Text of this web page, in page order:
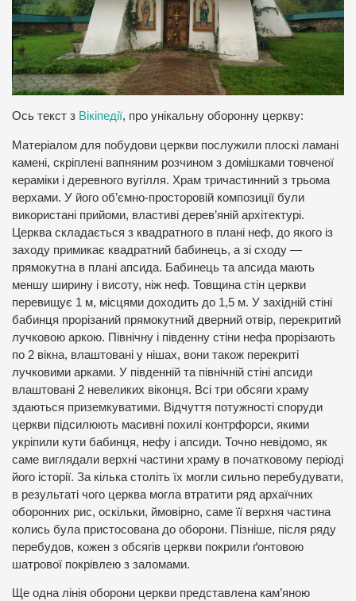
Ось текст з Вікіпедії, про унікальну оборонну церкву:
Матеріалом для побудови церкви послужили плоскі ламані
камені, скріплені вапняним розчином з домішками товченої
кераміки і деревного вугілля. Храм тричастинний з трьома
верхами. У його об’ємно-просторовій композиції були
використані прийоми, властиві дерев’яній архітектурі.
Церква складається з квадратного в плані неф, до якого із
заходу примикає квадратний бабинець, а зі сходу —
прямокутна в плані апсида. Бабинець та апсида мають
меншу ширину і висоту, ніж неф. Товщина стін церкви
перевищує 1 м, місцями доходить до 1,5 м. У західній стіні
бабинця прорізаний прямокутний дверний отвір, перекритий
лучковою аркою. Північну і південну стіни нефа прорізають
по 2 вікна, влаштовані у нішах, вони також перекриті
лучковими арками. У південній та північній стіні апсиди
влаштовані 2 невеликих віконця. Всі три обсяги храму
здаються приземкуватими. Відчуття потужності споруди
церкви підсилюють масивні похилі контрфорси, якими
укріпили кути бабинця, нефу і апсиди. Точно невідомо, як
саме виглядали верхні частини храму в початковому періоді
його історії. За кілька століть їх могли сильно перебудувати,
в результаті чого церква могла втратити ряд архаїчних
оборонних рис, оскільки, ймовірно, саме її верхня частина
колись була пристосована до оборони. Пізніше, після ряду
перебудов, кожен з обсягів церкви покрили ґонтовою
шатрової покрівлею з заломами.
Ще одна лінія оборони церкви представлена ​​кам’яною